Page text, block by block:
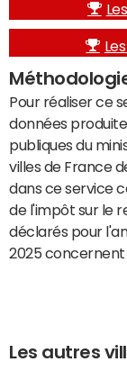
Pour réaliser ce
données
publiques du
villes de France
dans ce service
de l'impôt sur le
déclarés pour
2025 concernent
Les autres